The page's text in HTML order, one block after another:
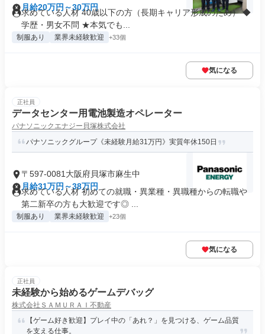
月給20万円～30万円
求めている人材 40歳以下の方（長期キャリア形成のため） ◆
学歴・男女不問 ★本気でも...
制服あり 業界未経験歓迎 +33個
気になる
正社員
データセンター用電池製造オペレーター
パナソニックエナジー貝塚株式会社
パナソニックグループ《未経験月給31万円》実質年休150日
〒597-0081大阪府貝塚市麻生中
月給31万円～38万円
求めている人材 初めての就職・異業種・異職種からの転職や
第二新卒の方も大歓迎です◎ ...
制服あり 業界未経験歓迎 +23個
気になる
正社員
未経験から始めるゲームデバッグ
株式会社ＳＡＭＵＲＡＩ不動産
【ゲーム好き歓迎】プレイ中の「あれ？」を見つける、ゲーム品質
を支える仕事。